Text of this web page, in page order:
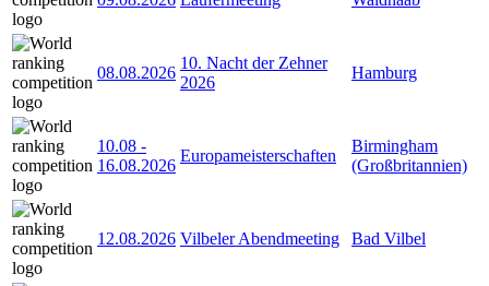
08.08.2026
10. Nacht der Zehner
2026
Hamburg
10.08 -
16.08.2026
Europameisterschaften
Birmingham
(Großbritannien)
12.08.2026 Vilbeler Abendmeeting Bad Vilbel